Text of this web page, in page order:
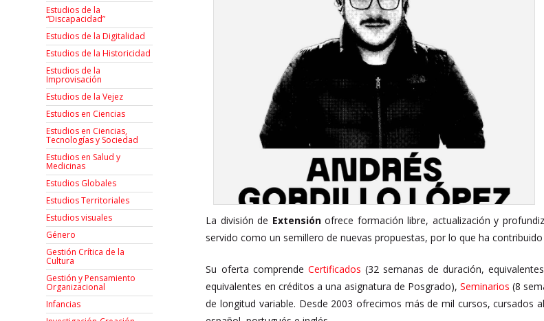
La división de Extensiónofrece formación libre, actualización y
servido como un semillero de nuevas propuestas, por lo que ha
Su oferta comprende Certificados (32 semanas de duración,
equivalentes en créditos a una asignatura de Posgrado), Seminarios (8
de longitud variable. Desde 2003 ofrecimos más de mil cursos, cursados
Estudios de la
“Discapacidad”
Estudios de la Digitalidad
Estudios de la Historicidad
Estudios de la
Improvisación
Estudios de la Vejez
Estudios en Ciencias
Estudios en Ciencias,
Tecnologías y Sociedad
Estudios en Salud y
Medicinas
Estudios Globales
Estudios Territoriales
Estudios visuales
Género
Gestión Crítica de la
Cultura
Gestión y Pensamiento
Organizacional
Infancias